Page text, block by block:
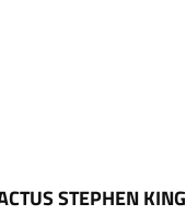
STEPHEN KING